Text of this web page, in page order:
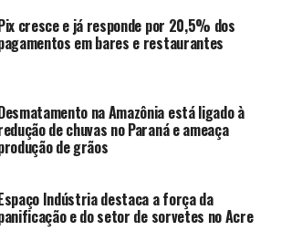
isso:
Facebook
cresce e já responde por 20,5% dos
em bares e restaurantes
na Amazônia está ligado à
de chuvas no Paraná e ameaça
de grãos
Indústria destaca a força da
e do setor de sorvetes no Acre